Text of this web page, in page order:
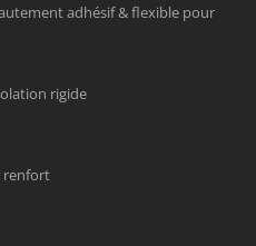
adhésif & flexible pour
rigide
renfort